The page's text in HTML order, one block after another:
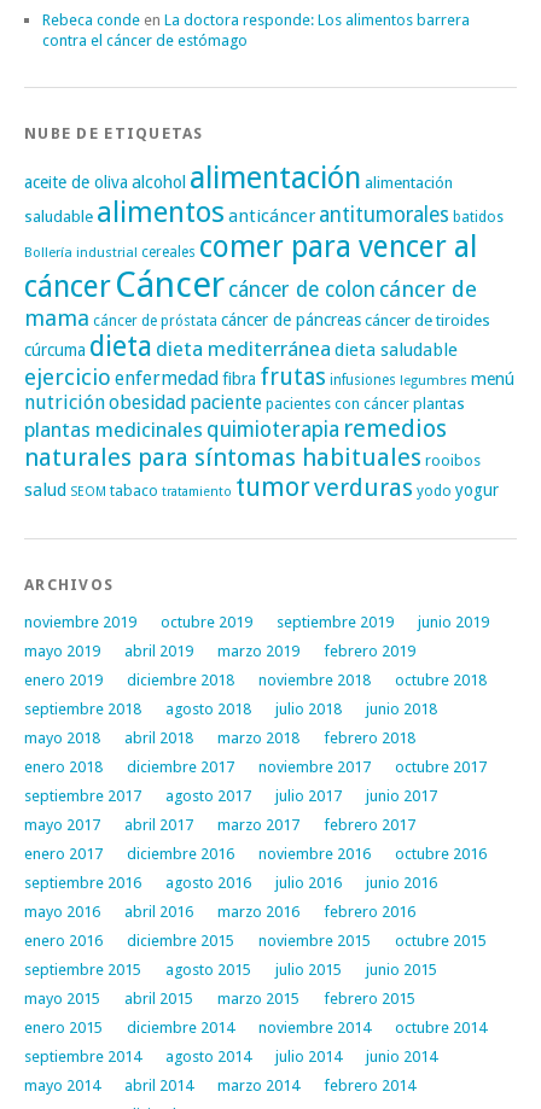
Rebeca conde en La doctora responde: Los alimentos barrera
contra el cáncer de estómago
NUBE DE ETIQUETAS
aceite de oliva alcohol alimentación alimentación
saludable alimentos anticáncer antitumorales batidos
Bollería industrial cereales comer para vencer al
cáncerCáncer cáncer de colon cáncer de
mama cáncer de próstata cáncer de páncreascáncer de tiroides
cúrcuma dieta dieta mediterránea dieta saludable
ejercicio enfermedadfibra frutas infusiones legumbres menú
nutriciónobesidad paciente pacientes con cáncer plantas
plantas medicinales quimioterapia remedios
naturales para síntomas habituales rooibos
salud SEOM tabaco tratamiento tumorverduras yodo yogur
ARCHIVOS
noviembre 2019 octubre 2019 septiembre 2019
junio 2019
mayo 2019
abril 2019 marzo 2019
febrero 2019
enero 2019
diciembre 2018 noviembre 2018
octubre 2018
septiembre 2018
agosto 2018 julio 2018
junio 2018
mayo 2018
abril 2018 marzo 2018
febrero 2018
enero 2018
diciembre 2017 noviembre 2017
octubre 2017
septiembre 2017
agosto 2017 julio 2017
junio 2017
mayo 2017
abril 2017 marzo 2017
febrero 2017
enero 2017
diciembre 2016 noviembre 2016
octubre 2016
septiembre 2016
agosto 2016 julio 2016
junio 2016
mayo 2016
abril 2016 marzo 2016
febrero 2016
enero 2016
diciembre 2015 noviembre 2015
octubre 2015
septiembre 2015
agosto 2015 julio 2015
junio 2015
mayo 2015
abril 2015 marzo 2015
febrero 2015
enero 2015
diciembre 2014 noviembre 2014
octubre 2014
septiembre 2014
agosto 2014 julio 2014
junio 2014
mayo 2014
abril 2014 marzo 2014
febrero 2014